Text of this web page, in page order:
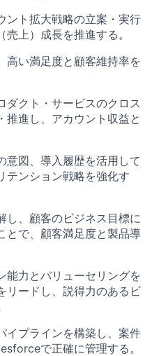
ント拡大戦略の立案・実行
上）成長を推進する。
高い満足度と顧客維持率を
ダクト・サービスのクロス
推進し、アカウント収益と
意図、導入履歴を活用して
テンション戦略を強化す
し、顧客のビジネス目標に
とで、顧客満足度と製品導
能力とバリューセリングを
リードし、説得力のあるビ
イプラインを構築し、案件
で正確に管理する。